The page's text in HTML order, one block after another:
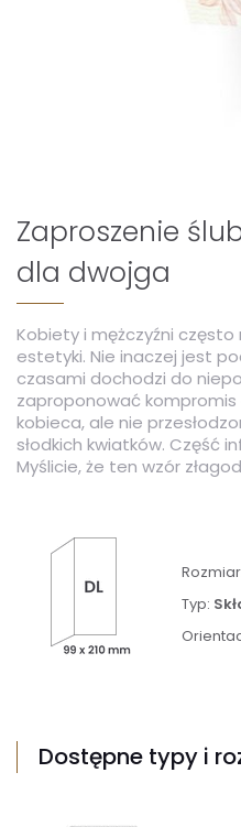
Typ:
Zaproszenie
dla dwojga
Kobiety i mężczyźni
estetyki. Nie inaczej jest
czasami dochodzi do
zaproponować kompromis
kobieca, ale nie
słodkich kwiatków. Część
Myślicie, że ten wzór
Dostępne typy i